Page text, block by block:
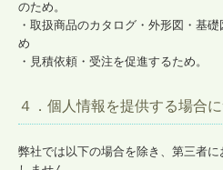
のため。
・取扱商品のカタログ・外形図・基
め
・見積依頼・受注を促進するため。
４．個人情報を提供する場合
弊社では以下の場合を除き、第三者